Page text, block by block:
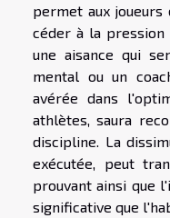
permet aux
céder à la
une aisance qui
mental ou un
avérée dans
athlètes, saura
discipline. La
exécutée, peut
prouvant ainsi que
significative que